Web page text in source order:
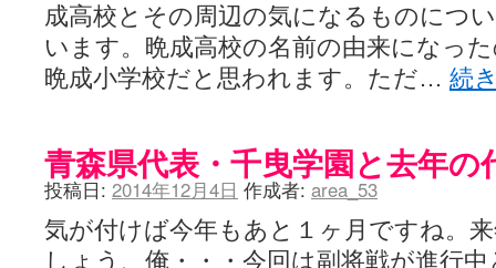
成高校とその周辺の気になるものにつ
います。晩成高校の名前の由来になっ
晩成小学校だと思われます。ただ… 続
青森県代表・千曳学園と去年の
投稿日: 2014年12月4日 作成者: area_53
気が付けば今年もあと１ヶ月ですね。
しょう、俺・・・今回は副将戦が進行